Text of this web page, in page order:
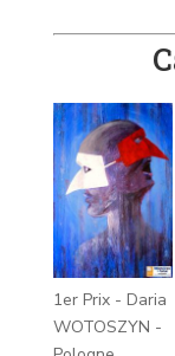
1er Prix - Daria
WOTOSZYN -